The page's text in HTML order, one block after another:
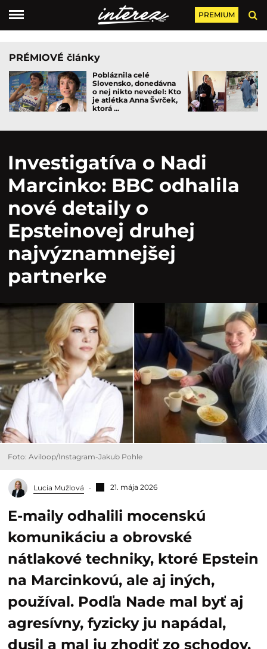
PREMIUM
PRÉMIOVÉ články
Pobláznila celé
Slovensko, donedávna
o nej nikto nevedel: Kto
je atlétka Anna Švrček,
ktorá ...
Investigatíva o Nadi
Marcinko: BBC odhalila
nové detaily o
Epsteinovej druhej
najvýznamnejšej
partnerke
Foto: Aviloop/Instagram-Jakub Pohle
Lucia Mužlová 21. mája 2026
E-maily odhalili mocenskú
komunikáciu a obrovské
nátlakové techniky, ktoré Epstein
na Marcinkovú, ale aj iných,
používal. Podľa Nade mal byť aj
agresívny, fyzicky ju napádal,
dusil a mal ju zhodiť zo schodov.